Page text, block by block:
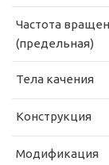
Частота
(предельная)
Тела качения
Конструкция
Модификация